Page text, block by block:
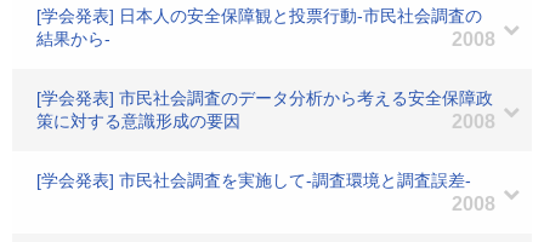
[学会発表] 日本人の安全保障観と投票行動-市民社会調査の
結果から-
2008
[学会発表] 市民社会調査のデータ分析から考える安全保障政
策に対する意識形成の要因
2008
[学会発表] 市民社会調査を実施して-調査環境と調査誤差-
2008